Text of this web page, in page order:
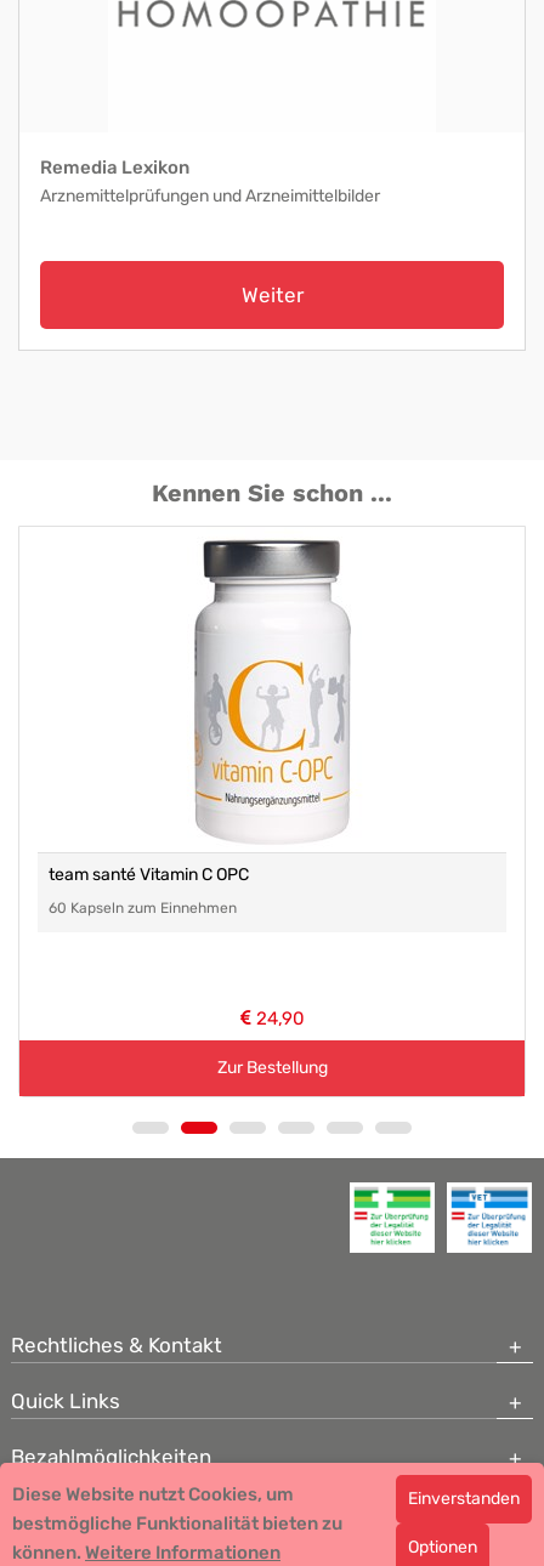
Remedia Lexikon
Arznemittelprüfungen und Arzneimittelbilder
Weiter
Kennen Sie schon ...
team santé Vitamin C OPC
60 Kapseln zum Einnehmen
24,90
Zur Bestellung
Rechtliches & Kontakt
Quick Links
Bezahlmöglichkeiten
Copyright © 2026 Team Santé Salvator Apotheke - GDP zertifiziert
Remedia Homöopathie GmbH GMP zertifizierter Arzneihersteller
Diese Website nutzt Cookies, um
bestmögliche Funktionalität bieten zu
können. Weitere Informationen
Einverstanden
Optionen